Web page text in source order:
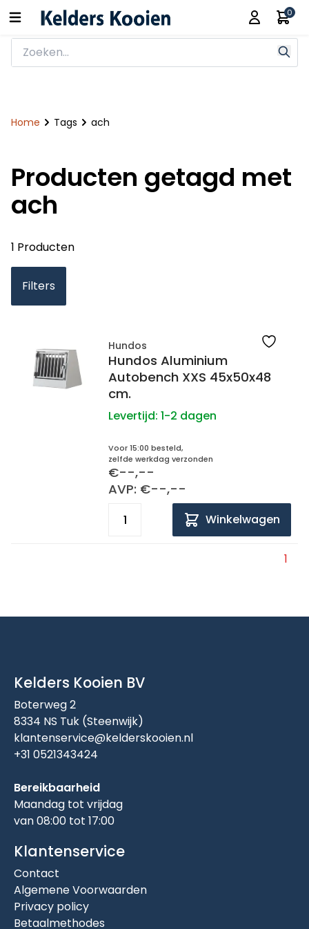
0
Home Tags ach
Producten getagd met
ach
1 Producten
Filters
Hundos
Hundos Aluminium
Autobench XXS 45x50x48
cm.
Levertijd: 1-2 dagen
Voor 15:00 besteld,
zelfde werkdag verzonden
€--,--
AVP: €--,--
Winkelwagen
1
Kelders Kooien BV
Boterweg 2
8334 NS Tuk (Steenwijk)
klantenservice@kelderskooien.nl
+31 0521343424
Bereikbaarheid
Maandag tot vrijdag
van 08:00 tot 17:00
Klantenservice
Contact
Algemene Voorwaarden
Privacy policy
Betaalmethodes